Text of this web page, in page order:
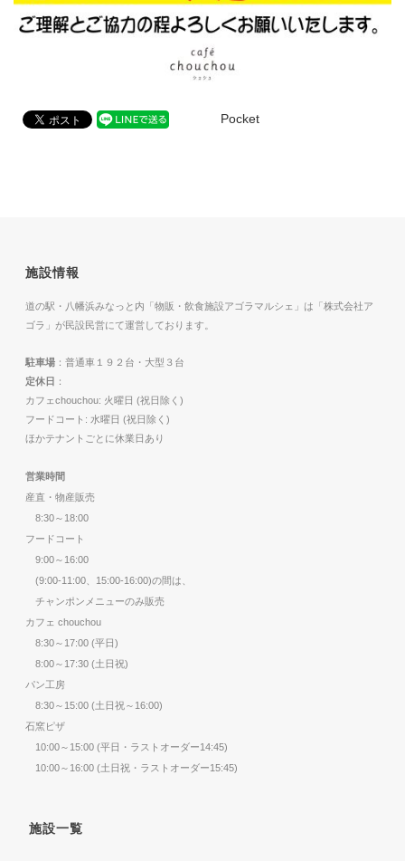
Pocket
施設情報
道の駅・八幡浜みなっと内「物販・飲食施設アゴラマルシェ」は「株式会社ア
ゴラ」が民設民営にて運営しております。
駐車場 ：普通車１９２台・大型３台
定休日 ：
カフェchouchou: 火曜日 (祝日除く)
フードコート: 水曜日 (祝日除く)
ほかテナントごとに休業日あり
営業時間
産直・物産販売
8:30～18:00
フードコート
9:00～16:00
(9:00-11:00、15:00-16:00)の間は、
チャンポンメニューのみ販売
カフェ chouchou
8:30～17:00 (平日)
8:00～17:30 (土日祝)
パン工房
8:30～15:00 (土日祝～16:00)
石窯ピザ
10:00～15:00 (平日・ラストオーダー14:45)
10:00～16:00 (土日祝・ラストオーダー15:45)
施設一覧